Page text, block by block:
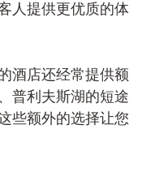
人提供更优质的体
酒店还经常提供额
普利夫斯湖的短途
些额外的选择让您